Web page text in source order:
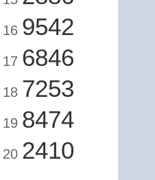
16 9542
17 6846
18 7253
19 8474
20 2410